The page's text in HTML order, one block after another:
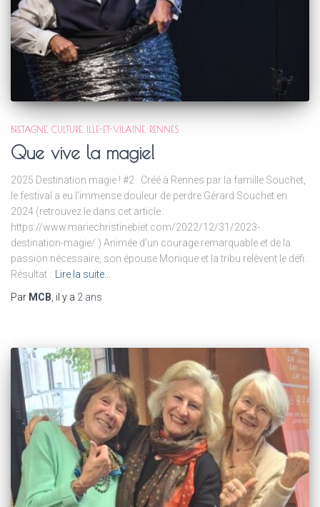
BRETAGNE CULTURE ILLE-ET-VILAINE RENNES
Que vive la magie!
2025 Destination magie ! #2 Créé à Rennes par la famille Souchet,
le festival a eu l‘immense douleur de perdre Gérard Souchet en
2024 (retrouvez le dans cet article :
https://www.mariechristinebiet.com/2022/12/31/2023-
destination-magie/ ) Animée d’un courage remarquable et de la
passion nécessaire, son épouse Monique et la tribu relèvent le défi.
Résultat : Lire la suite…
Par MCB, il y a 2 ans